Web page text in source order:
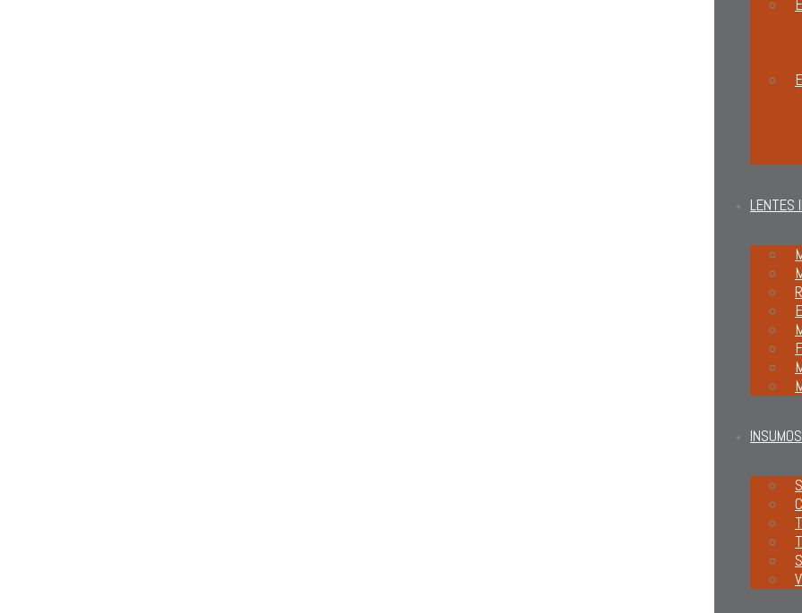
LENTES
INSUMOS